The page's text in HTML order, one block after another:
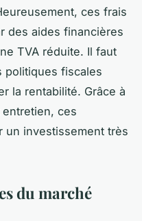
ces frais
des aides financières
TVA réduite. Il faut
politiques fiscales
la rentabilité. Grâce à
ces
un investissement très
du marché